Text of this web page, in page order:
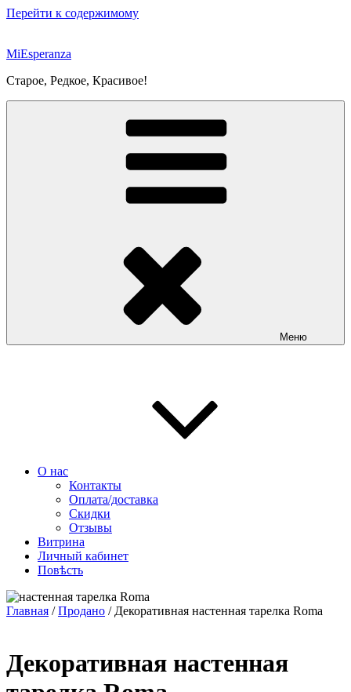
Перейти к содержимому
MiEsperanza
Старое, Редкое, Красивое!
Меню
О нас
Контакты
Оплата/доставка
Скидки
Отзывы
Витрина
Личный кабинет
Повѣсть
Главная /Продано / Декоративная настенная тарелка Roma
Декоративная настенная